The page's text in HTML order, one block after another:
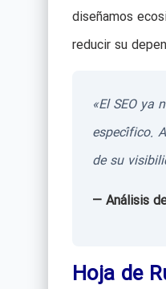
diseñamos
reducir su
«El SEO ya
específico.
de su
— Análisis
Hoja de